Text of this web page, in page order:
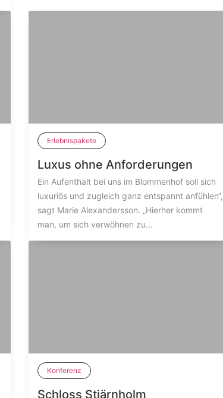
Erlebnispakete
Luxus ohne Anforderungen
Ein Aufenthalt bei uns im Blommenhof soll sich
luxuriös und zugleich ganz entspannt anfühlen“,
sagt Marie Alexandersson. „Hierher kommt
man, um sich verwöhnen zu...
Konferenz
Schloss Stjärnholm